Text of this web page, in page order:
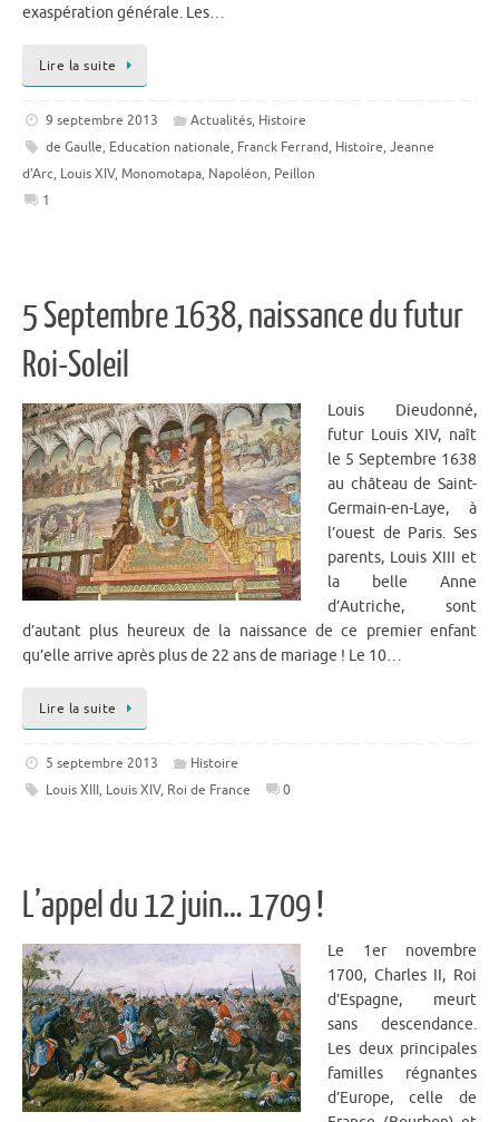
exaspération générale. Les…
Lire la suite
9 septembre 2013 Actualités, Histoire
de Gaulle, Education nationale, Franck Ferrand, Histoire, Jeanne
d'Arc, Louis XIV, Monomotapa, Napoléon, Peillon
1
5 Septembre 1638, naissance du futur
Roi-Soleil
Louis Dieudonné,
futur Louis XIV, naît
le 5 Septembre 1638
au château de Saint-
Germain-en-Laye, à
l’ouest de Paris. Ses
parents, Louis XIII et
la belle Anne
d’Autriche, sont
d’autant plus heureux de la naissance de ce premier enfant
qu’elle arrive après plus de 22 ans de mariage ! Le 10…
Lire la suite
5 septembre 2013
Histoire
Louis XIII, Louis XIV, Roi de France 0
L’appel du 12 juin… 1709 !
Le 1er novembre
1700, Charles II, Roi
d’Espagne, meurt
sans descendance.
Les deux principales
familles régnantes
d’Europe, celle de